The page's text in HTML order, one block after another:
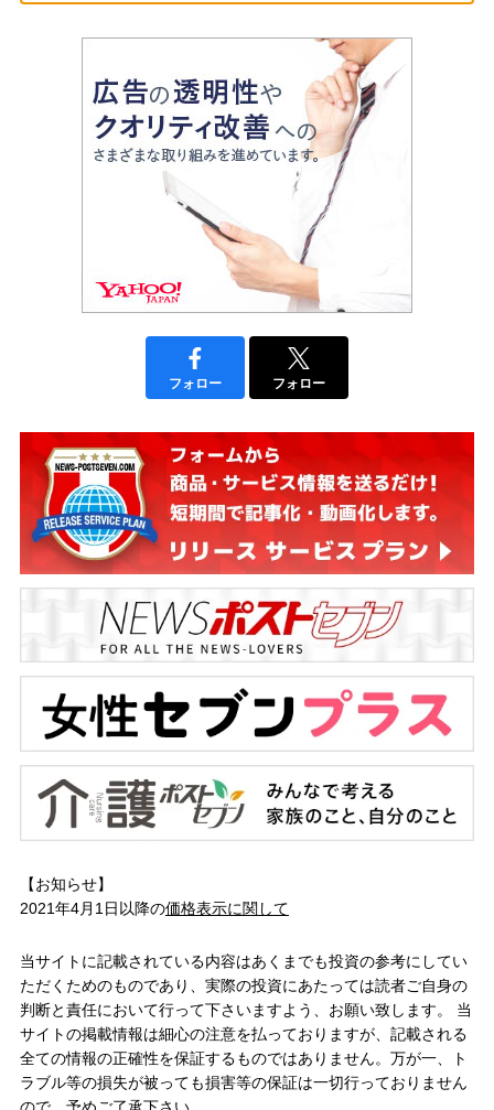
フォロー フォロー
【お知らせ】
2021年4月1日以降の価格表示に関して
当サイトに記載されている内容はあくまでも投資の参考にしてい
ただくためのものであり、実際の投資にあたっては読者ご自身の
判断と責任において行って下さいますよう、お願い致します。 当
サイトの掲載情報は細心の注意を払っておりますが、記載される
全ての情報の正確性を保証するものではありません。万が一、ト
ラブル等の損失が被っても損害等の保証は一切行っておりません